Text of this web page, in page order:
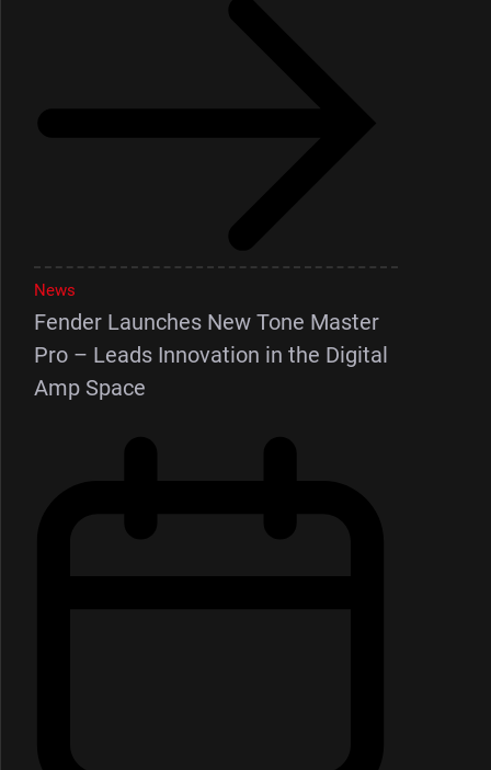
News
Fender Launches New Tone Master
Pro – Leads Innovation in the Digital
Amp Space